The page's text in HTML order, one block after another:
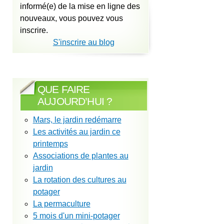
informé(e) de la mise en ligne des
nouveaux, vous pouvez vous
inscrire.
S'inscrire au blog
QUE FAIRE
AUJOURD’HUI ?
Mars, le jardin redémarre
Les activités au jardin ce
printemps
Associations de plantes au
jardin
La rotation des cultures au
potager
La permaculture
5 mois d'un mini-potager